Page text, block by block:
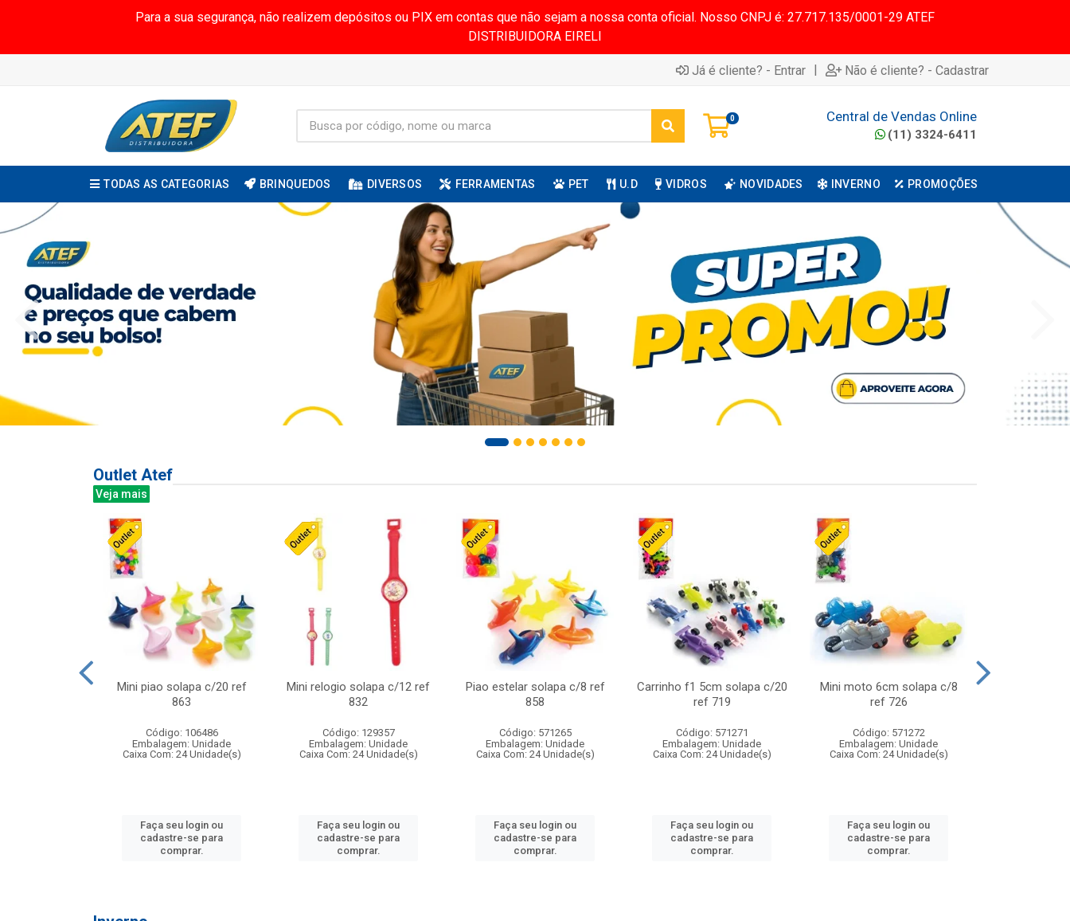
Para a sua segurança, não realizem depósitos ou PIX em contas que não sejam a nossa conta oficial. Nosso CNPJ é: 27.717.135/0001-29 ATEF
DISTRIBUIDORA EIRELI
Já é cliente? - Entrar | Não é cliente? - Cadastrar
0 Central de Vendas Online
(11) 3324-6411
TODAS AS CATEGORIAS BRINQUEDOS DIVERSOS FERRAMENTAS PET U.D VIDROS NOVIDADES INVERNO PROMOÇÕES
Outlet Atef
Veja mais
Mini piao solapa c/20 ref
863
Código: 106486
Embalagem: Unidade
Caixa Com: 24 Unidade(s)
Faça seu login ou
cadastre-se para
comprar.
Mini relogio solapa c/12 ref
832
Código: 129357
Embalagem: Unidade
Caixa Com: 24 Unidade(s)
Faça seu login ou
cadastre-se para
comprar.
Piao estelar solapa c/8 ref
858
Código: 571265
Embalagem: Unidade
Caixa Com: 24 Unidade(s)
Faça seu login ou
cadastre-se para
comprar.
Carrinho f1 5cm solapa c/20
ref 719
Código: 571271
Embalagem: Unidade
Caixa Com: 24 Unidade(s)
Faça seu login ou
cadastre-se para
comprar.
Mini moto 6cm solapa c/8
ref 726
Código: 571272
Embalagem: Unidade
Caixa Com: 24 Unidade(s)
Faça seu login ou
cadastre-se para
comprar.